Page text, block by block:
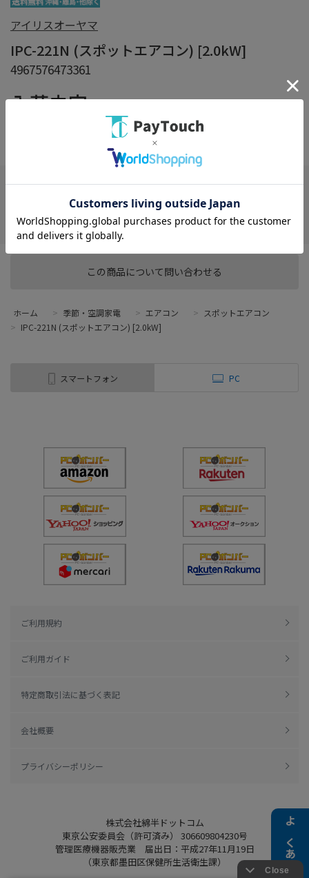
よくある質問
アイリスオーヤマ
IPC-221N (スポットエアコン) [2.0kW]
4967576473361
入荷未定
この商品について問い合わせる
在庫がありません
ホーム > 季節・空調家電 > エアコン > スポットエアコン
> IPC-221N (スポットエアコン) [2.0kW]
スマートフォン PC
ご利用規約
ご利用ガイド
特定商取引法に基づく表記
会社概要
プライバシーポリシー
株式会社綿半ドットコム
東京公安委員会（許可済み） 306609804230号
管理医療機器販売業 届出日：平成27年11月19日
（東京都墨田区保健所生活衛生課）